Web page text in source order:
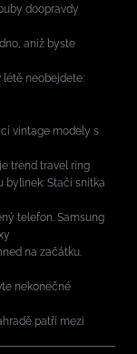
doopravdy
aniž byste
létě neobejdete:
vintage modely s
trend travel ring
bylinek: Stačí snítka
telefon. Samsung
na začátku.
nekonečné
patří mezi